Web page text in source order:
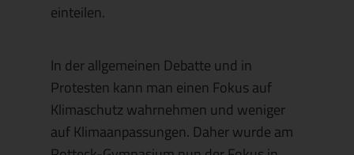
einteilen.
In der allgemeinen Debatte und in
Protesten kann man einen Fokus auf
Klimaschutz wahrnehmen und weniger
auf Klimaanpassungen. Daher wurde am